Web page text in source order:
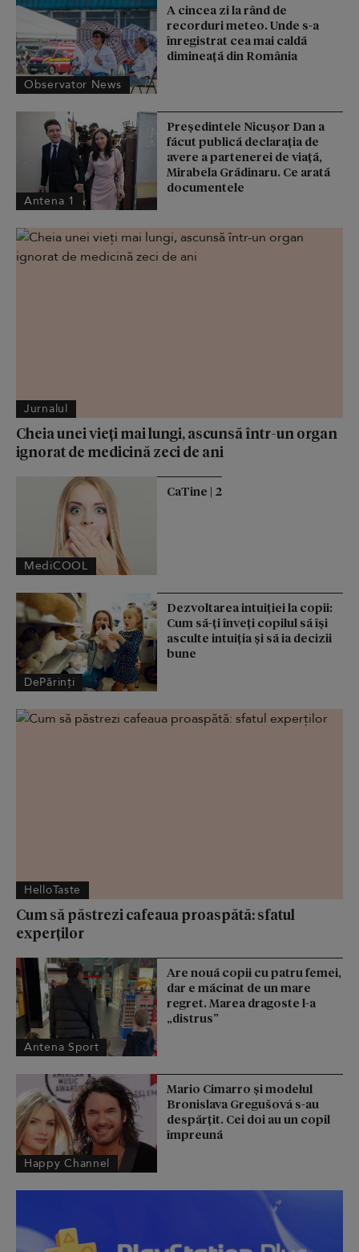
Observator News
A cincea zi la rând de
recorduri meteo. Unde s-a
înregistrat cea mai caldă
dimineață din România
Antena 1
Președintele Nicușor Dan a
făcut publică declarația de
avere a partenerei de viață,
Mirabela Grădinaru. Ce arată
documentele
Jurnalul
Cheia unei vieți mai lungi, ascunsă într-un organ
ignorat de medicină zeci de ani
MediCOOL
CaTine | 2
DePărinți
Dezvoltarea intuiției la copii:
Cum să-ți înveți copilul să își
asculte intuiția și să ia decizii
bune
HelloTaste
Cum să păstrezi cafeaua proaspătă: sfatul
experților
Antena Sport
Are nouă copii cu patru femei,
dar e măcinat de un mare
regret. Marea dragoste l-a
„distrus”
Happy Channel
Mario Cimarro și modelul
Bronislava Gregušová s-au
despărțit. Cei doi au un copil
împreună